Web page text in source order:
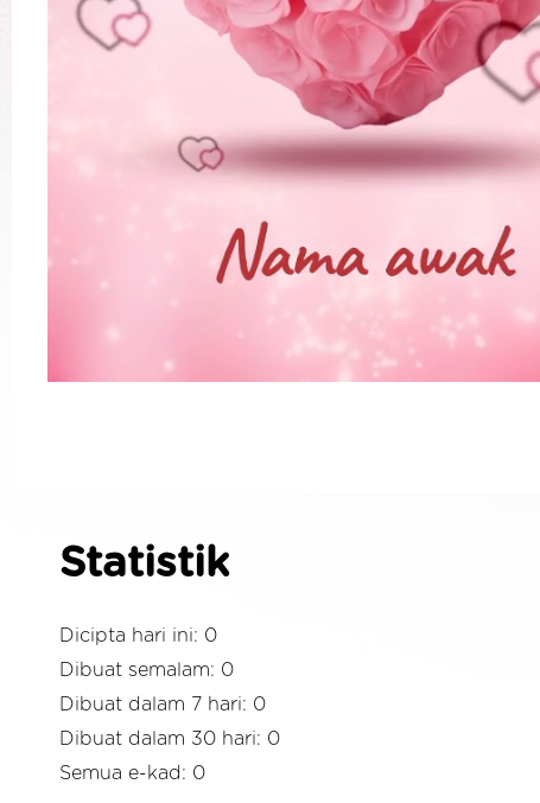
Statistik
Dicipta hari ini: 0
Dibuat semalam: 0
Dibuat dalam 7 hari: 0
Dibuat dalam 30 hari: 0
Semua e-kad: 0